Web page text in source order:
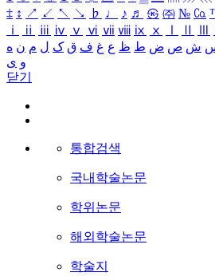
‡ ↕ ↗ ↙ ↖ ↘ ♭ ♩ ♪ ♬ ㉿ ㈜ № ㏇
ⅰ
ⅱ ⅲ ⅳ ⅴ ⅵ ⅶ ⅷ ⅸ ⅹ
ش ص ض ط ظ ع غ ف ق ک ل م ن ه
و ی
닫기
통합검색
국내학술논문
학위논문
해외학술논문
학술지